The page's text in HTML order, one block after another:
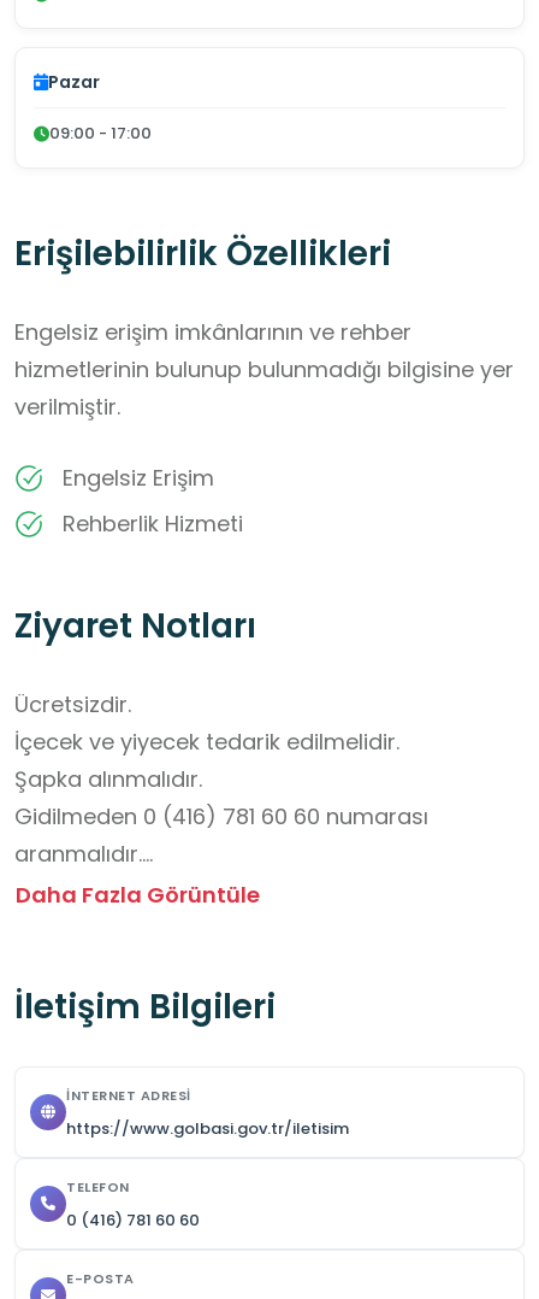
Pazar
09:00 - 17:00
Erişilebilirlik Özellikleri
Engelsiz erişim imkânlarının ve rehber
hizmetlerinin bulunup bulunmadığı bilgisine yer
verilmiştir.
Engelsiz Erişim
Rehberlik Hizmeti
Ziyaret Notları
Ücretsizdir.
İçecek ve yiyecek tedarik edilmelidir.
Şapka alınmalıdır.
Gidilmeden 0 (416) 781 60 60 numarası
aranmalıdır.
Rehberlik hizmetleri vardır.
Daha Fazla Görüntüle
İletişim Bilgileri
İNTERNET ADRESI
https://www.golbasi.gov.tr/iletisim
TELEFON
0 (416) 781 60 60
E-POSTA